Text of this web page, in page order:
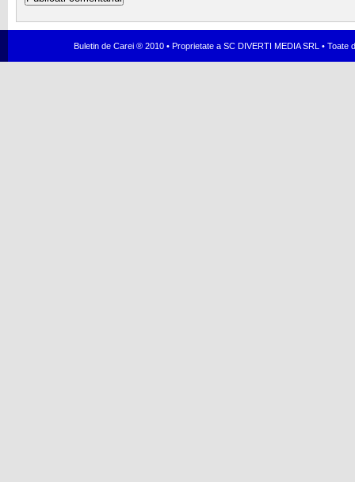
Buletin de Carei ® 2010 • Proprietate a SC DIVERTI MEDIA SRL •